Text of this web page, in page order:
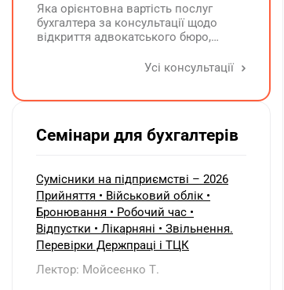
Яка орієнтовна вартість послуг
бухгалтера за консультації щодо
відкриття адвокатського бюро,
діяльності та подання звіту за
Усі консультації
Семінари для бухгалтерів
Сумісники на підприємстві – 2026
Прийняття • Військовий облік •
Бронювання • Робочий час •
Відпустки • Лікарняні • Звільнення.
Перевірки Держпраці і ТЦК
Лектор: Мойсеєнко Т.